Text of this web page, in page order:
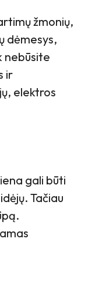
žmonių,
dėmesys,
nebūsite
ir
elektros
gali būti
Tačiau